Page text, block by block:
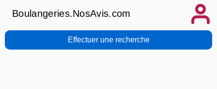
Boulangeries.NosAvis.com
Effectuer une recherche